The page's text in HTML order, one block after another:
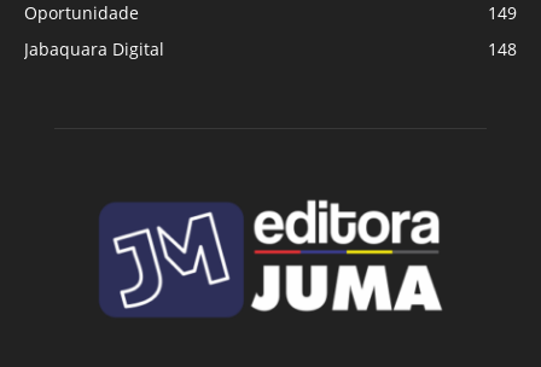
Oportunidade
149
Jabaquara Digital
148